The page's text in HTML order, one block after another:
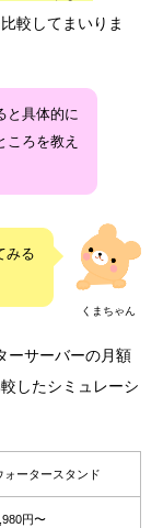
較してまいりま
と具体的に
ころを教え
くまちゃん
みる
ーサーバーの月額
したシミュレーシ
ォータースタンド
円〜